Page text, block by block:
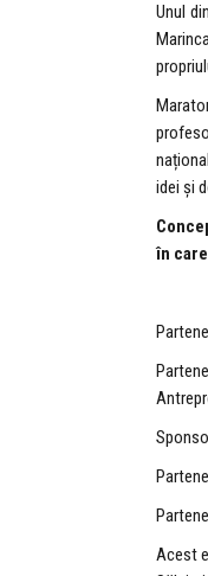
Unul
idei și
în
Acest